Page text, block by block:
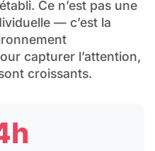
Ce n’est pas une
— c’est la
capturer l’attention,
croissants.